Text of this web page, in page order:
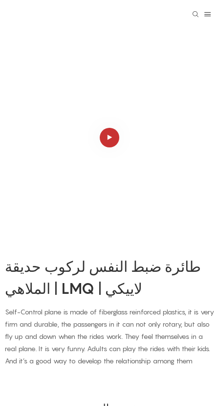
طائرة ضبط النفس لركوب حديقة
الملاهي | LMQ | لاييكي
Self-Control plane is made of fiberglass reinforced plastics, it is very
firm and durable, the passengers in it can not only rotary, but also
fly up and down when the rides work. They feel themselves in a
real plane. It is very funny. Adults can play the rides with their kids.
And it’s a good way to develop the relationship among them